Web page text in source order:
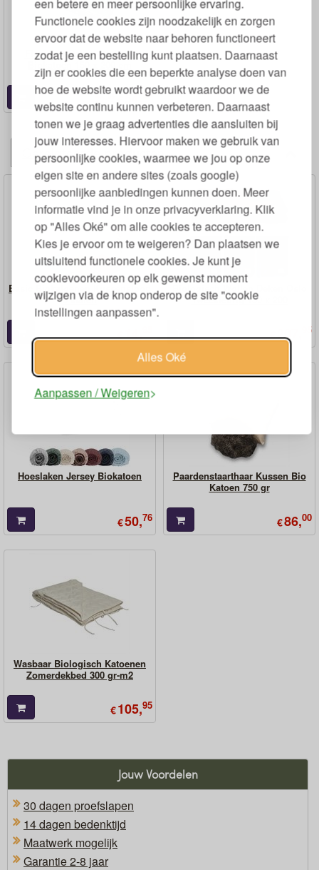
een betere en meer persoonlijke ervaring.
Functionele cookies zijn noodzakelijk en zorgen
ervoor dat de website naar behoren functioneert
zodat je een bestelling kunt plaatsen. Daarnaast
zijn er cookies die een beperkte analyse doen van
hoe de website wordt gebruikt waardoor we de
website continu kunnen verbeteren. Daarnaast
tonen we je graag advertenties die aansluiten bij
jouw interesses. Hiervoor maken we gebruik van
persoonlijke cookies, waarmee we jou op onze
eigen site en andere sites (zoals google)
persoonlijke aanbiedingen kunnen doen. Meer
informatie vind je in onze privacyverklaring. Klik
op "Alles Oké" om alle cookies te accepteren.
Kies je ervoor om te weigeren? Dan plaatsen we
uitsluitend functionele cookies. Je kunt je
cookievoorkeuren op elk gewenst moment
wijzigen via de knop onderop de site "cookie
instellingen aanpassen".
Alles Oké
Aanpassen / Weigeren
Flanellen Deken Grafisch
Biokatoen 150 x 200 cm
72, 95 € 54,95
Gerelateerde producten
Basic Biokatoenen Kussensloop
3 Maten
€14,
Biologisch Wollen Deken Oslo
Tweekleurig 150 x 200
€207, 95
Hoeslaken Jersey Biokatoen
€50,76
Paardenstaarthaar Kussen Bio
Katoen 750 gr
€86,00
Wasbaar Biologisch Katoenen
Zomerdekbed 300 gr-m2
€105,95
Jouw Voordelen
30 dagen proefslapen
14 dagen bedenktijd
Maatwerk mogelijk
Garantie 2-8 jaar